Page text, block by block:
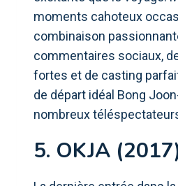
moments cahoteux
combinaison
commentaires sociaux,
fortes et de casting
de départ idéal Bong
nombreux
5. OKJA